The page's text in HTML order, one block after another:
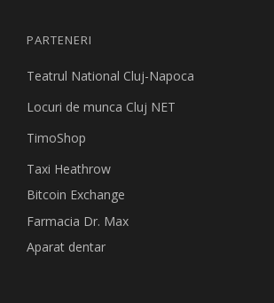
PARTENERI
Teatrul National Cluj-Napoca
Locuri de munca Cluj NET
TimoShop
Taxi Heathrow
Bitcoin Exchange
Farmacia Dr. Max
Aparat dentar